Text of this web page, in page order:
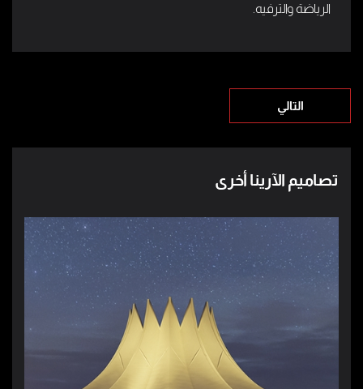
الرياضة والترفيه.
التالي
تصاميم الآرينا أخرى